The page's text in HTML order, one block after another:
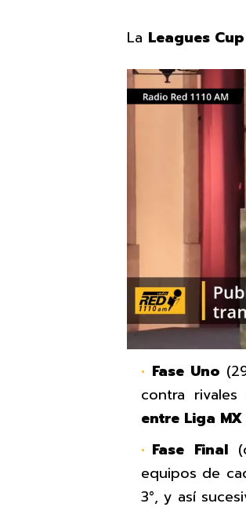
La Leagues
Fase Uno
contra
entre Liga MX
Fase Final
equipos de
3°, y así